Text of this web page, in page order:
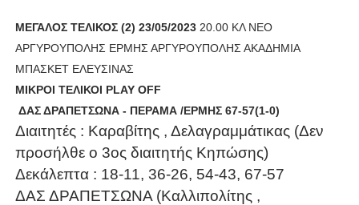
ΜΕΓΑΛΟΣ ΤΕΛΙΚΟΣ (2) 23/05/202320.00 ΚΛ ΝΕΟ
ΑΡΓΥΡΟΥΠΟΛΗΣ ΕΡΜΗΣ ΑΡΓΥΡΟΥΠΟΛΗΣ ΑΚΑΔΗΜΙΑ
ΜΠΑΣΚΕΤ ΕΛΕΥΣΙΝΑΣ
MIKΡΟΙ ΤΕΛΙΚΟΙ PLAY OFF
ΔΑΣ ΔΡΑΠΕΤΣΩΝΑ - ΠΕΡΑΜΑ /ΕΡΜΗΣ 67-57(1-0)
Διαιτητές : Καραβίτης , Δελαγραμμάτικας (Δεν
προσήλθε ο 3ος διαιτητής Κηπώσης)
Δεκάλεπτα : 18-11, 36-26, 54-43, 67-57
ΔΑΣ ΔΡΑΠΕΤΣΩΝΑ (Καλλιπολίτης ,